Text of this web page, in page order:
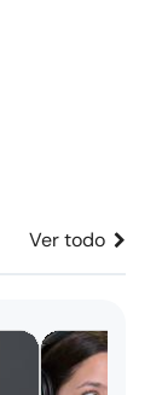
Ver todo